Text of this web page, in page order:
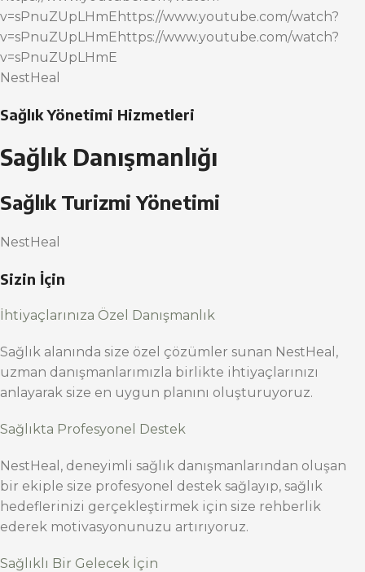
v=sPnuZUpLHmEhttps://www.youtube.com/watch?
v=sPnuZUpLHmEhttps://www.youtube.com/watch?
v=sPnuZUpLHmE
NestHeal
Sağlık Yönetimi Hizmetleri
Sağlık Danışmanlığı
Sağlık Turizmi Yönetimi
NestHeal
Sizin İçin
İhtiyaçlarınıza Özel Danışmanlık
Sağlık alanında size özel çözümler sunan NestHeal,
uzman danışmanlarımızla birlikte ihtiyaçlarınızı
anlayarak size en uygun planını oluşturuyoruz.
Sağlıkta Profesyonel Destek
NestHeal, deneyimli sağlık danışmanlarından oluşan
bir ekiple size profesyonel destek sağlayıp, sağlık
hedeflerinizi gerçekleştirmek için size rehberlik
ederek motivasyonunuzu artırıyoruz.
Sağlıklı Bir Gelecek İçin